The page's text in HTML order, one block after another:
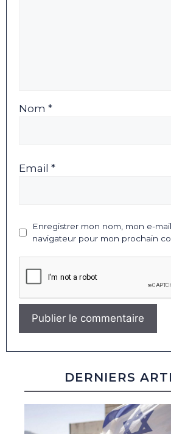
Nom *
Email *
Enregistrer mon nom, mon e-
navigateur pour mon prochain
DERNIERS